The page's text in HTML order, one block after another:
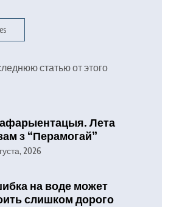
статью от этого
Лета
з “Перамогай”
2026
на воде может
слишком дорого